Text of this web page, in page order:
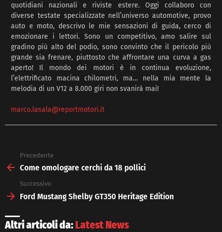
quotidiani nazionali e riviste estere. Oggi collaboro con
diverse testate specializzate nell’universo automotive, provo
auto e moto, descrivo le mie sensazioni di guida, cerco di
emozionare i lettori. Sono un competitivo, amo salire sul
gradino più alto del podio, sono convinto che il pericolo più
grande sia frenare, piuttosto che affrontare una curva a gas
aperto! Il mondo dei motori è in continua evoluzione,
l’elettrificato macina chilometri, ma… nella mia mente la
melodia di un V12 a 8.000 giri non svanirà mai!
marco.lasala@reportmotori.it
more
Precedente
Come omologare cerchi da 18 pollici
Successivo
Ford Mustang Shelby GT350 Heritage Edition
Altri articoli da:Latest News